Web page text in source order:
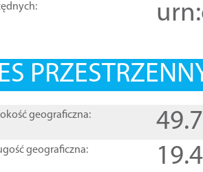
geograficzna:
geograficzna: